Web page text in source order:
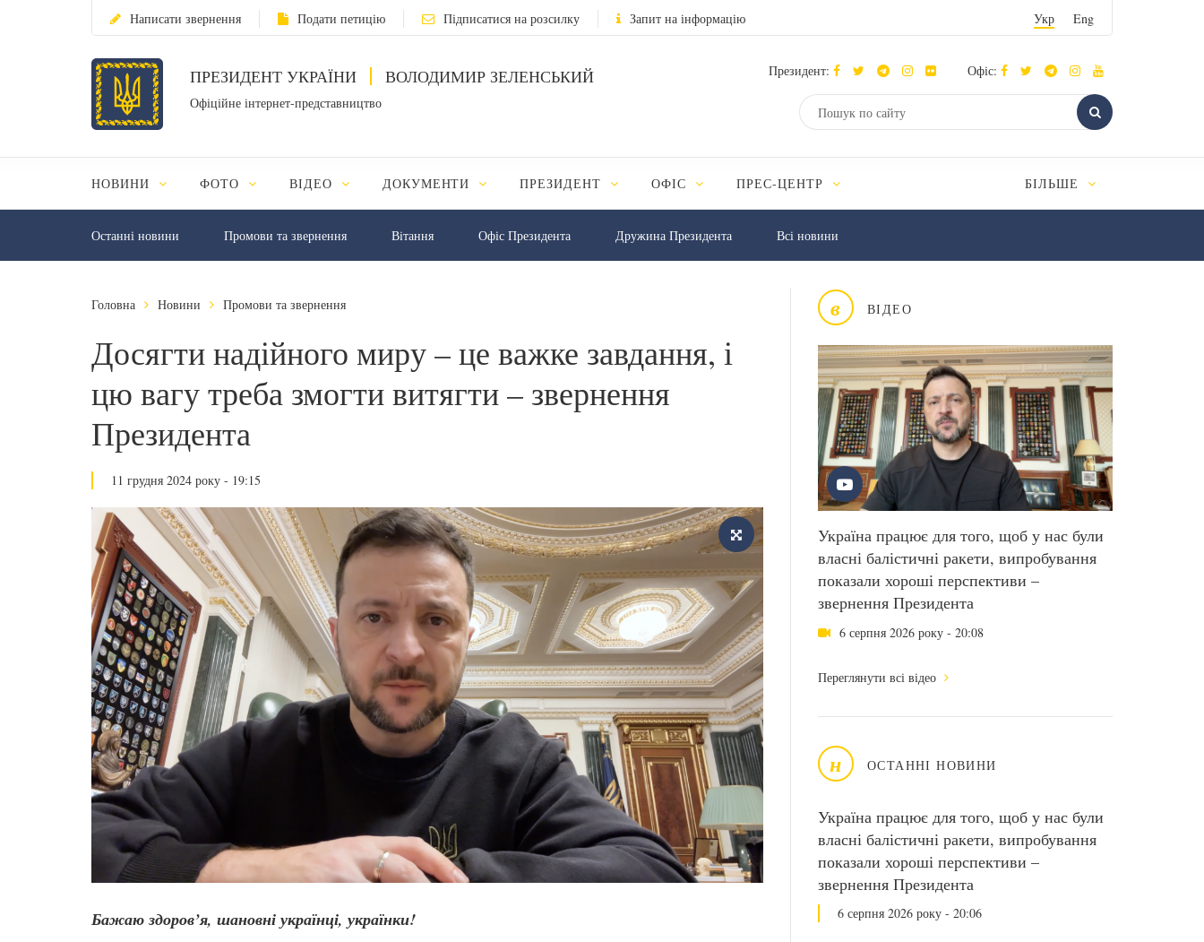
Написати звернення Подати петицію Підписатися на розсилку Запит на інформацію Укр Eng
ПРЕЗИДЕНТ УКРАЇНИ ВОЛОДИМИР ЗЕЛЕНСЬКИЙ
Офіційне інтернет-представництво
Президент: Офіс:
НОВИНИ ФОТО ВІДЕО ДОКУМЕНТИ ПРЕЗИДЕНТ ОФІС ПРЕС-ЦЕНТР БІЛЬШЕ
Останні новини Промови та звернення Вiтання Офіс Президента Дружина Президента Всі новини
в ВІДЕО
Україна працює для того, щоб у нас були
власні балістичні ракети, випробування
показали хороші перспективи –
звернення Президента
6 серпня 2026 року - 20:08
Переглянути всі відео
н ОСТАННІ НОВИНИ
Україна працює для того, щоб у нас були
власні балістичні ракети, випробування
показали хороші перспективи –
звернення Президента
6 серпня 2026 року - 20:06
Головна Новини Промови та звернення
Досягти надійного миру – це важке завдання, і
цю вагу треба змогти витягти – звернення
Президента
11 грудня 2024 року - 19:15
Бажаю здоров’я, шановні українці, українки!